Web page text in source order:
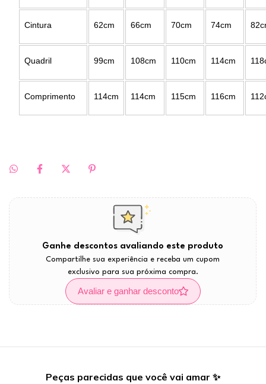
Cintura 62cm 66cm 70cm 74cm
Quadril 99cm 108cm 110cm 114cm
Comprimento 114cm 114cm 115cm 116cm
Ganhe descontos avaliando este produto
Compartilhe sua experiência e receba um cupom
exclusivo para sua próxima compra.
Avaliar e ganhar desconto
Peças parecidas que você vai amar ✨